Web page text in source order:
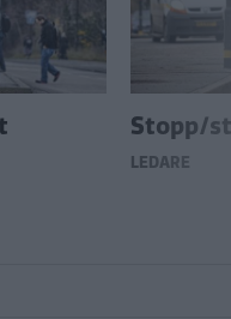
Stopp/
LEDARE